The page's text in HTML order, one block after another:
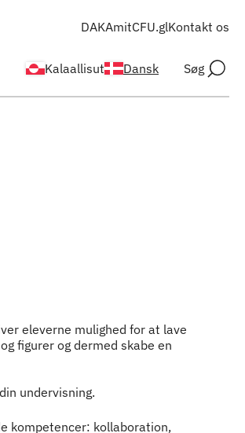
Kalaallisut Dansk Søg
DAKAmitCFU.glKontakt os
eleverne mulighed for at lave
figurer og dermed skabe en
undervisning.
kompetencer: kollaboration,